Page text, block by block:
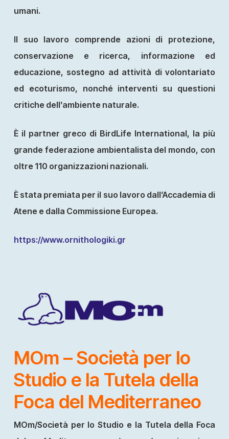
umani.
Il suo lavoro comprende azioni di protezione,
conservazione e ricerca, informazione ed
educazione, sostegno ad attività di volontariato
ed ecoturismo, nonché interventi su questioni
critiche dell’ambiente naturale.
È il partner greco di BirdLife International, la più
grande federazione ambientalista del mondo, con
oltre 110 organizzazioni nazionali.
È stata premiata per il suo lavoro dall’Accademia di
Atene e dalla Commissione Europea.
https://www.ornithologiki.gr
ΜΟm – Società per lo
Studio e la Tutela della
Foca del Mediterraneo
MOm/Società per lo Studio e la Tutela della Foca